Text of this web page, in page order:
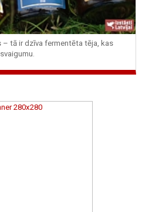
– tā ir dzīva fermentēta tēja, kas